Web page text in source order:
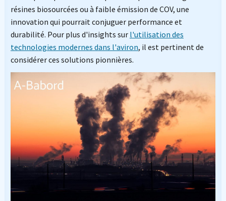
résines biosourcées ou à faible émission de COV, une
innovation qui pourrait conjuguer performance et
durabilité. Pour plus d'insights sur l'utilisation des
technologies modernes dans l'aviron, il est pertinent de
considérer ces solutions pionnières.